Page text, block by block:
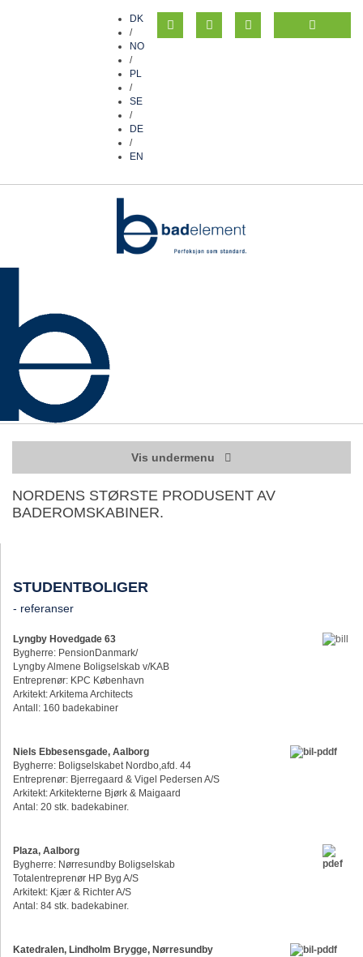
DK
/
NO
/
PL
/
SE
/
DE
/
EN
Vis undermenu
NORDENS STØRSTE PRODUSENT AV
BADEROMSKABINER.
STUDENTBOLIGER
- referanser
Lyngby Hovedgade 63
Bygherre: PensionDanmark/
Lyngby Almene Boligselskab v/KAB
Entreprenør: KPC København
Arkitekt: Arkitema Architects
Antall: 160 badekabiner
Niels Ebbesensgade, Aalborg
Bygherre: Boligselskabet Nordbo,afd. 44
Entreprenør: Bjerregaard & Vigel Pedersen A/S
Arkitekt: Arkitekterne Bjørk & Maigaard
Antal: 20 stk. badekabiner.
Plaza, Aalborg
Bygherre: Nørresundby Boligselskab
Totalentreprenør HP Byg A/S
Arkitekt: Kjær & Richter A/S
Antal: 84 stk. badekabiner.
Katedralen, Lindholm Brygge, Nørresundby